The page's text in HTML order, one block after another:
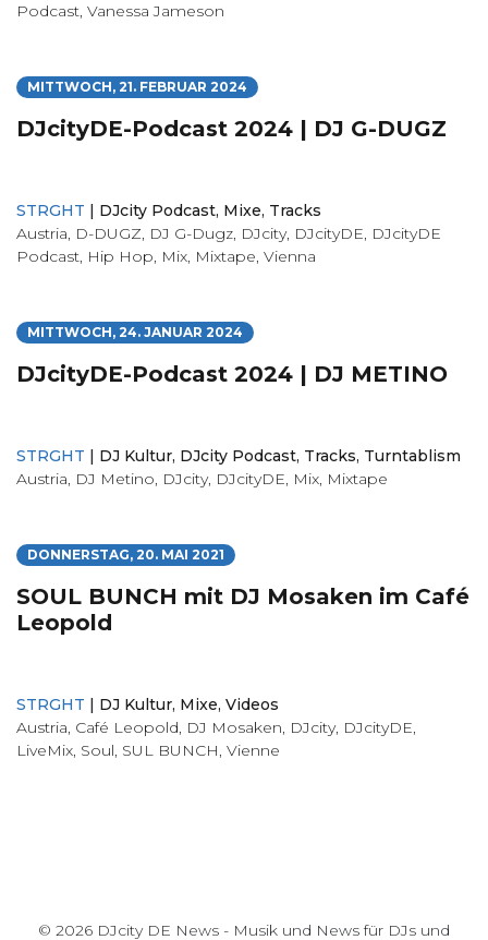
Podcast, Vanessa Jameson
MITTWOCH, 21. FEBRUAR 2024
DJcityDE-Podcast 2024 | DJ G-DUGZ
STRGHT | DJcity Podcast, Mixe, Tracks
Austria, D-DUGZ, DJ G-Dugz, DJcity, DJcityDE, DJcityDE
Podcast, Hip Hop, Mix, Mixtape, Vienna
MITTWOCH, 24. JANUAR 2024
DJcityDE-Podcast 2024 | DJ METINO
STRGHT | DJ Kultur, DJcity Podcast, Tracks, Turntablism
Austria, DJ Metino, DJcity, DJcityDE, Mix, Mixtape
DONNERSTAG, 20. MAI 2021
SOUL BUNCH mit DJ Mosaken im Café
Leopold
STRGHT | DJ Kultur, Mixe, Videos
Austria, Café Leopold, DJ Mosaken, DJcity, DJcityDE,
LiveMix, Soul, SUL BUNCH, Vienne
© 2026 DJcity DE News - Musik und News für DJs und